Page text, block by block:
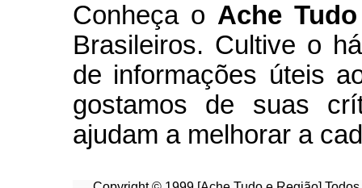
Conheçao Ache
Brasileiros. Cultive o
de informações úteis
gostamos de suas
ajudam a melhorar a